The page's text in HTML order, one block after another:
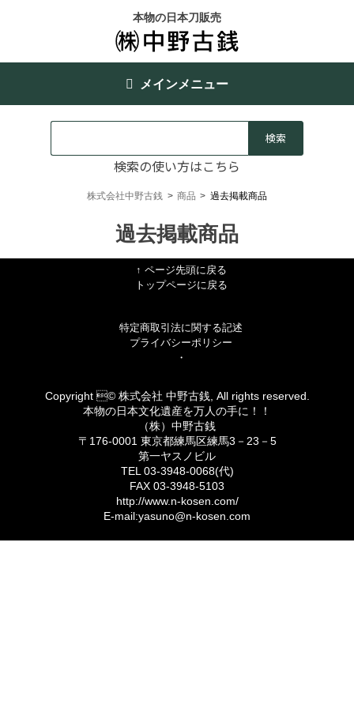
本物の日本刀販売
メインメニュー
検索の使い方はこちら
株式会社中野古銭 > 商品 > 過去掲載商品
過去掲載商品
↑ ページ先頭に戻る
トップページに戻る
特定商取引法に関する記述
プライバシーポリシー
・
Copyright © 株式会社 中野古銭, All rights reserved.
本物の日本文化遺産を万人の手に！！
（株）中野古銭
〒176-0001 東京都練馬区練馬3－23－5
第一ヤスノビル
TEL 03-3948-0068(代)
FAX 03-3948-5103
http://www.n-kosen.com/
E-mail:yasuno@n-kosen.com